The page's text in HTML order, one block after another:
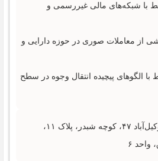
با شبکه‌های مالی غیررسمی و
از معاملات صوری در حوزه دارایی و
با الگوهای پیچیده انتقال وجوه در سطح
مشهد، وکیل‌آباد، وکیل‌آباد ۴۷، کوچه شبدر، پلاک ۱۱،
۶